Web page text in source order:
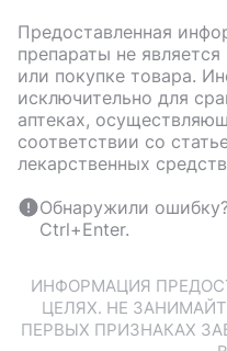
Предоставленная
препараты не
или покупке товара.
исключительно для
аптеках,
соответствии со
лекарственных
Обнаружили
Ctrl+Enter.
ИНФОРМАЦИЯ
ЦЕЛЯХ. НЕ
ПЕРВЫХ ПРИЗНАКАХ